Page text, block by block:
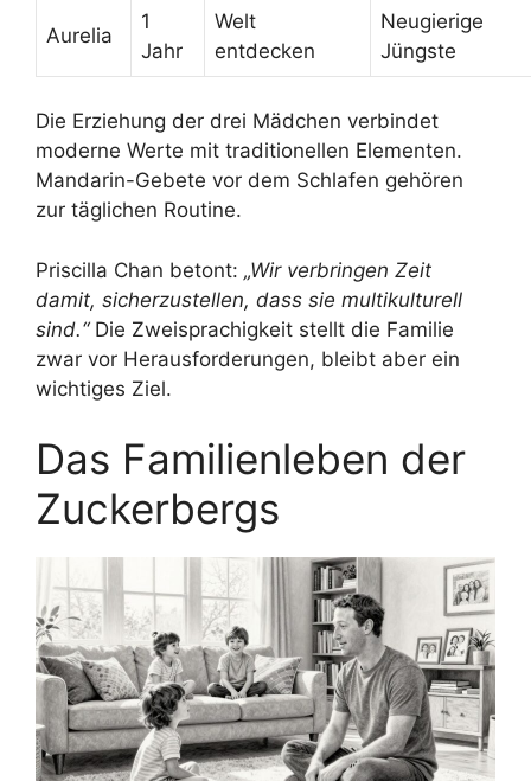
Aurelia
1
Jahr
Welt
entdecken
Neugierige
Jüngste
Die Erziehung der drei Mädchen verbindet
moderne Werte mit traditionellen Elementen.
Mandarin-Gebete vor dem Schlafen gehören
zur täglichen Routine.
Priscilla Chan betont: „Wir verbringen Zeit
damit, sicherzustellen, dass sie multikulturell
sind.“Die Zweisprachigkeit stellt die Familie
zwar vor Herausforderungen, bleibt aber ein
wichtiges Ziel.
Das Familienleben der
Zuckerbergs